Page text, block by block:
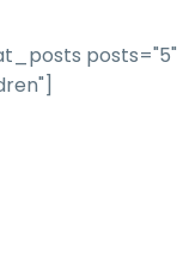
posts="5"